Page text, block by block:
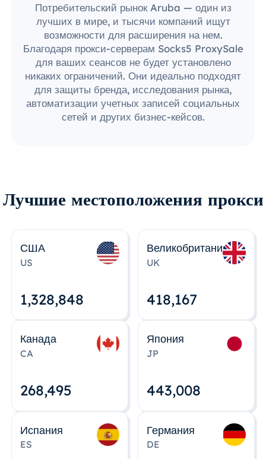
Потребительский рынок Aruba — один из
лучших в мире, и тысячи компаний ищут
возможности для расширения на нем.
Благодаря прокси-серверам Socks5 ProxySale
для ваших сеансов не будет установлено
никаких ограничений. Они идеально подходят
для защиты бренда, исследования рынка,
автоматизации учетных записей социальных
сетей и других бизнес-кейсов.
Лучшие местоположения прокси
США
US
1,328,848
Великобритания
UK
418,167
Канада
CA
268,495
Япония
JP
443,008
Испания
ES
Германия
DE